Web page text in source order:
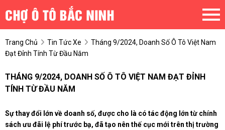
Trang Chủ Tin Tức Xe
Tháng 9/2024, Doanh Số Ô Tô Việt Nam
Đạt Đỉnh Tính Từ Đầu Năm
THÁNG 9/2024, DOANH SỐ Ô TÔ VIỆT NAM ĐẠT ĐỈNH
TÍNH TỪ ĐẦU NĂM
Sự thay đổi lớn về doanh số, được cho là có tác động lớn từ chính
sách ưu đãi lệ phí trước bạ, đã tạo nên thế cục mới trên thị trường